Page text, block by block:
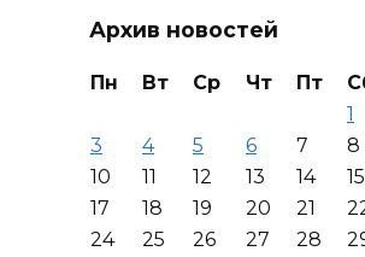
Архив новостей
Пн Вт Ср Чт Пт
1
3
4 5 6 7 8
10
11 12 13 14 15
17
18 19 20 21
24
25 26 27 28